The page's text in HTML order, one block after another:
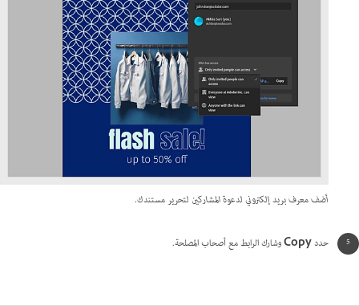
أضف معرف بريد إلكتروني لدعوة المشاركين لتحرير مستندك.
حددCopyوشارك الرابط مع أصحاب المصلحة.